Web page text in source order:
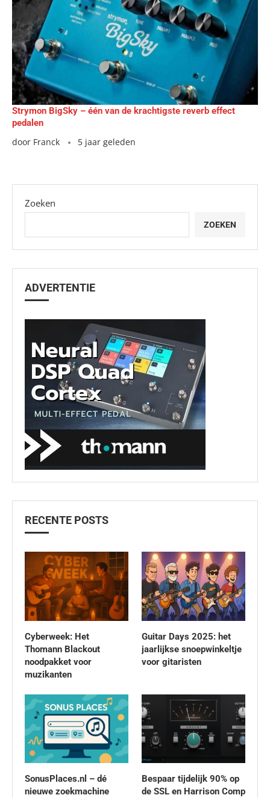
Strymon BigSky – één van de krachtigste reverb effect
pedalen
door Franck 5 jaar geleden
Zoeken
ZOEKEN
ADVERTENTIE
RECENTE POSTS
Cyberweek: Het
Thomann Blackout
noodpakket voor
muzikanten
Guitar Days 2025: het
jaarlijkse snoepwinkeltje
voor gitaristen
SonusPlaces.nl – dé
nieuwe zoekmachine
Bespaar tijdelijk 90% op
de SSL en Harrison Comp